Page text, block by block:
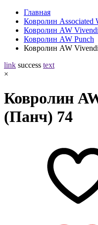
Главная
Ковролин Associated
Ковролин AW Vivendi
Ковролин AW Punch
Ковролин AW
link success text
×
Ковролин
(Панч) 74